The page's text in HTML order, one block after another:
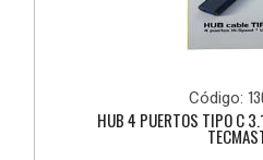
Código:
HUB 4 PUERTOS TIPO C